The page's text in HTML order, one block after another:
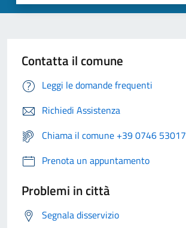
Contatta il comune
Leggi le domande frequenti
Richiedi Assistenza
Chiama il comune +39 0746 53017
Prenota un appuntamento
Problemi in città
Segnala disservizio